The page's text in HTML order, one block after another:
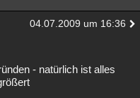
04.07.2009 um 16:36
- natürlich ist alles